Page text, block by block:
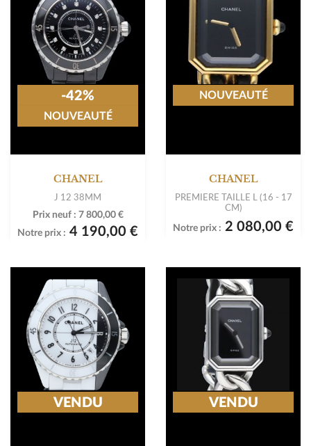
CHANEL
J 12 38MM
Prix neuf : 7 800,00 €
Notre prix : 4 190,00 €
-42%
NOUVEAUTÉ
CHANEL
PREMIERE TAILLE L (16 - 17
CM)
Notre prix : 2 080,00 €
NOUVEAUTÉ
VENDU VENDU